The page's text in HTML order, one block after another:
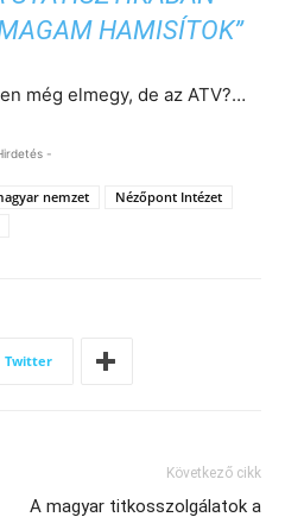
HAMISÍTOK”
még elmegy, de az ATV?…
-
nemzet
Nézőpont Intézet
Twitter
Következő cikk
A magyar titkosszolgálatok a